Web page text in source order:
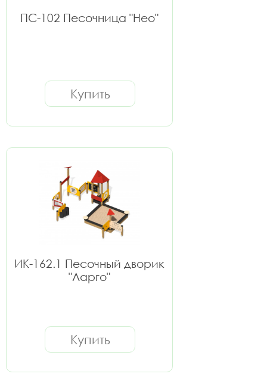
ПС-102 Песочница "Нео"
Купить
ИК-162.1 Песочный дворик
"Ларго"
Купить